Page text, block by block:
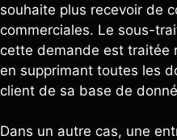
souhaite plus recevoir de
commerciales. Le sous-
cette demande est traitée
en supprimant toutes les
client de sa base de
Dans un autre cas, une